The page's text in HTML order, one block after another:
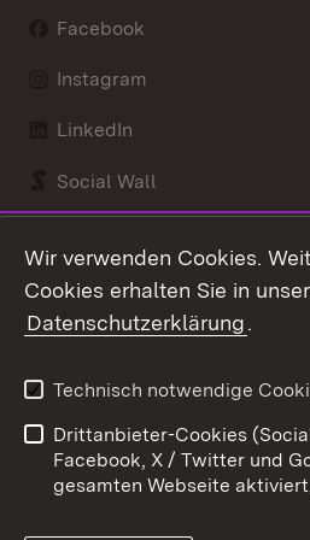
Facebook
Instagram
LinkedIn
Social Wall
Kontakt
Impressum
Wir verwenden Cookies.
Cookies erhalten Sie in
Datenschutzerklärung.
Technisch notwendige
Drittanbieter-Cookies
Facebook, X / Twitter und
gesamten Webseite